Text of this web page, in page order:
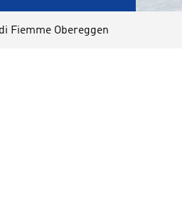
Fiemme Obereggen